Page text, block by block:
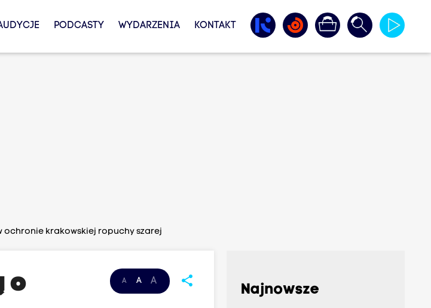
PODCASTY WYDARZENIA KONTAKT
ochronie krakowskiej ropuchy szarej
A A A share
o
Najnowsze